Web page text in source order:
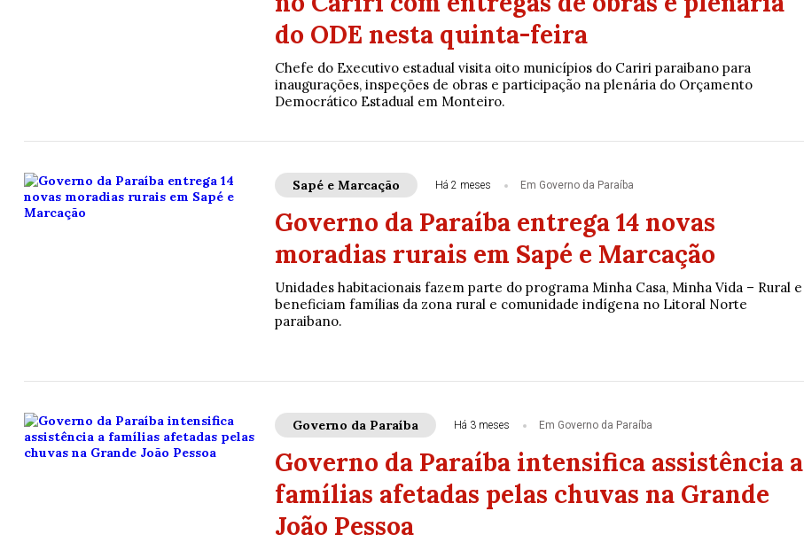
do ODE nesta quinta-feira
Chefe do Executivo estadual visita oito municípios do Cariri paraibano para
inaugurações, inspeções de obras e participação na plenária do Orçamento
Democrático Estadual em Monteiro.
Sapé e Marcação Há 2 meses Em Governo da Paraíba
Governo da Paraíba entrega 14 novas
moradias rurais em Sapé e Marcação
Unidades habitacionais fazem parte do programa Minha Casa, Minha Vida – Rural e
beneficiam famílias da zona rural e comunidade indígena no Litoral Norte
paraibano.
Governo da Paraíba Há 3 meses Em Governo da Paraíba
Governo da Paraíba intensifica assistência a
famílias afetadas pelas chuvas na Grande
João Pessoa